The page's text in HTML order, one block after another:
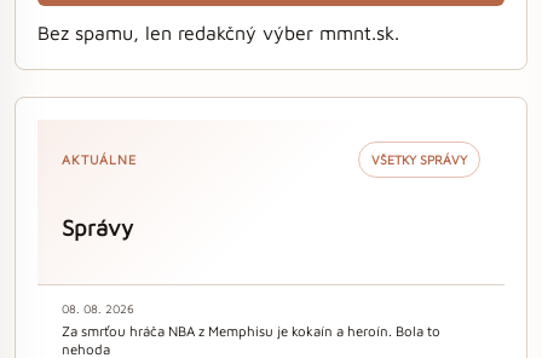
Bez spamu, len redakčný výber mmnt.sk.
AKTUÁLNE VŠETKY SPRÁVY
Správy
08. 08. 2026
Za smrťou hráča NBA z Memphisu je kokaín a heroín. Bola to
nehoda